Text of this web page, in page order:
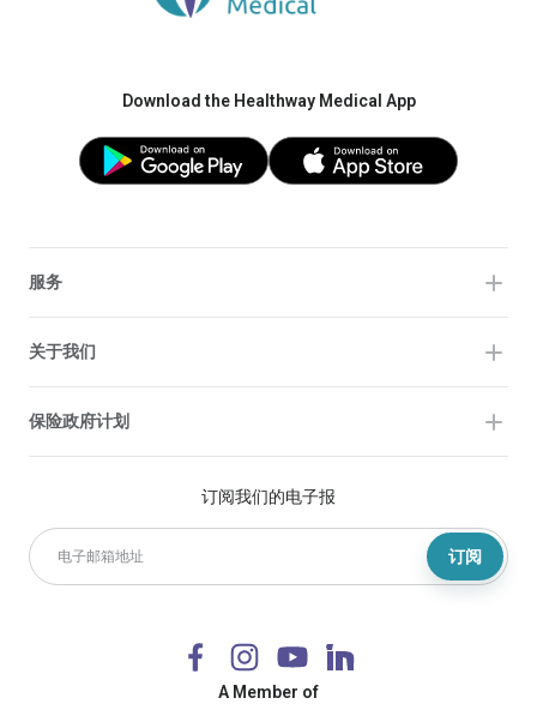
Download the Healthway Medical App
订阅我们的电子报
订阅
A Member of
服务
关于我们
保险政府计划